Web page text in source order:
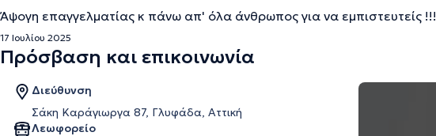
Άψογη επαγγελματίας κ πάνω απ' όλα άνθρωπος για να εμπιστευτείς !!!
17 Ιουλίου 2025
Πρόσβαση και επικοινωνία
Διεύθυνση
Σάκη Καράγιωργα 87, Γλυφάδα, Αττική
Λεωφορείο